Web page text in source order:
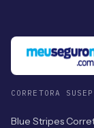
CORRETORA
Blue Stripes